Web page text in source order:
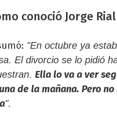
conoció Jorge
"En octubre ya
El divorcio se lo pidió
Ella lo va a ver
de la mañana. Pero
".